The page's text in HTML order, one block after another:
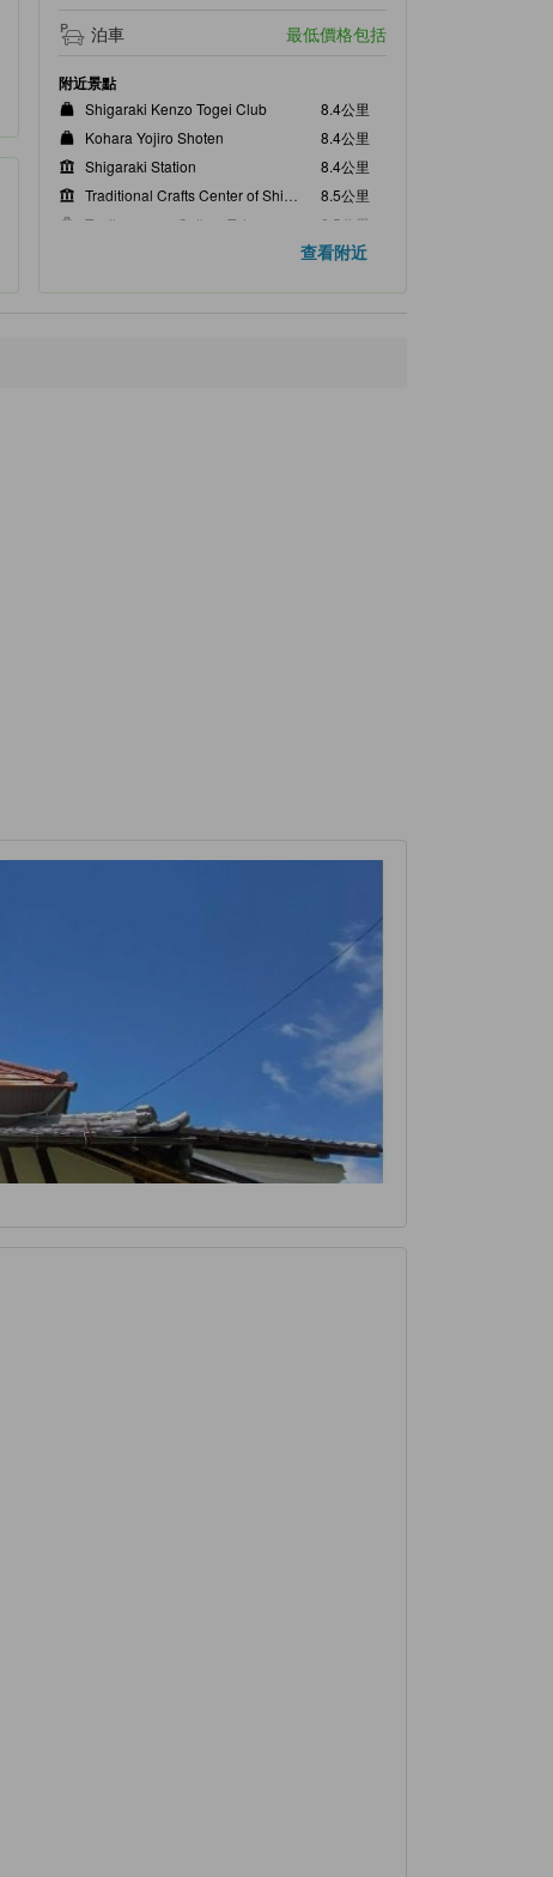
泊車 最低價格包括
附近景點
Shigaraki Kenzo Togei Club
8.4公里
Kohara Yojiro Shoten
8.4公里
Shigaraki Station
8.4公里
8.5公里
Tanikangama Gallery Tohozan
8.5公里
查看附近